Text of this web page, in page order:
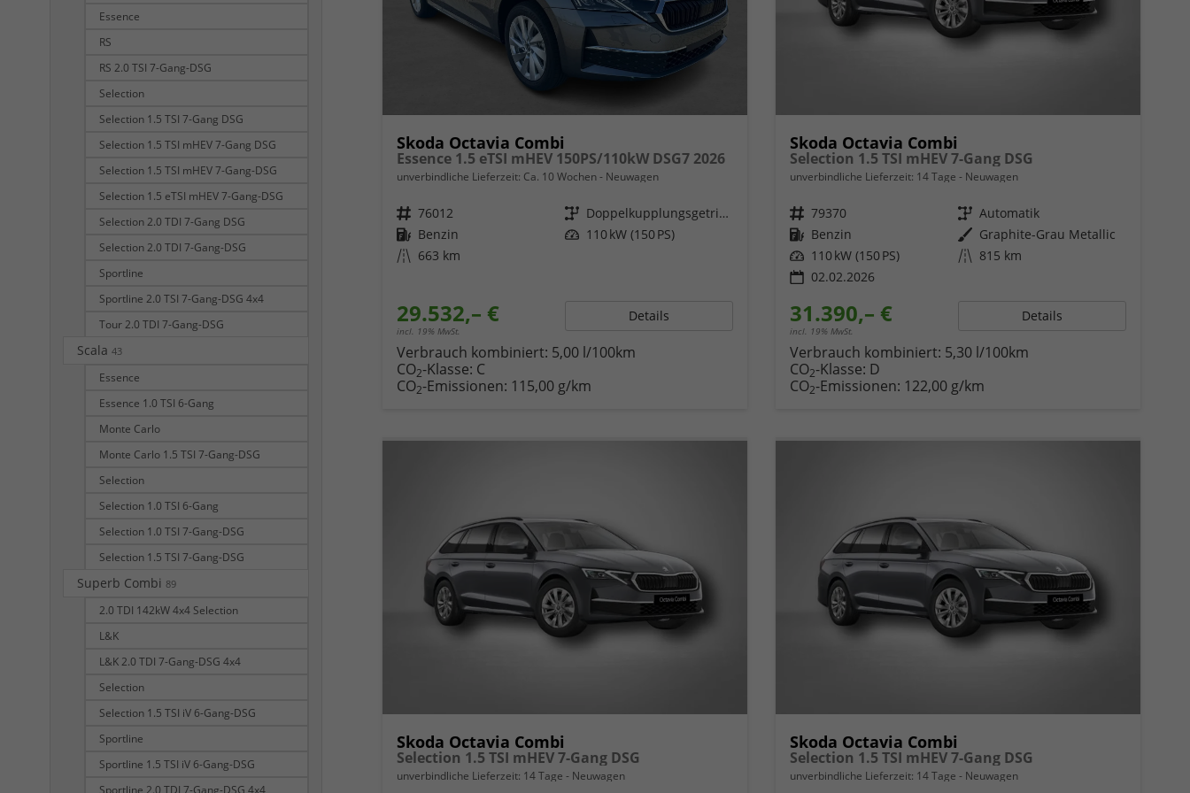
Skoda Octavia Combi
Essence 1.5 eTSI mHEV 150PS/110kW DSG7 2026
unverbindliche Lieferzeit: Ca. 10 Wochen Neuwagen
Fahrzeugnr. 76012 Getriebe
Doppelkupplungsgetriebe (DSG)
Kraftstoff Benzin Leistung 110 kW (150 PS)
Kilometerstand 663 km
29.532,– €
incl. 19% MwSt.
Details
Verbrauch kombiniert: 5,00 l/100km
CO2-Klasse: C
CO2-Emissionen: 115,00 g/km
Skoda Octavia Combi
Selection 1.5 TSI mHEV 7-Gang DSG
unverbindliche Lieferzeit: 14 Tage Neuwagen
Fahrzeugnr. 79370 Getriebe Automatik
Kraftstoff Benzin Außenfarbe Graphite-Grau Metallic
Leistung 110 kW (150 PS) Kilometerstand 815 km
02.02.2026
31.390,– €
incl. 19% MwSt.
Details
Verbrauch kombiniert: 5,30 l/100km
CO2-Klasse: D
CO2-Emissionen: 122,00 g/km
Skoda Octavia Combi
Selection 1.5 TSI mHEV 7-Gang DSG
unverbindliche Lieferzeit: 14 Tage Neuwagen
Skoda Octavia Combi
Selection 1.5 TSI mHEV 7-Gang DSG
unverbindliche Lieferzeit: 14 Tage Neuwagen
Essence
RS
RS 2.0 TSI 7-Gang-DSG
Selection
Selection 1.5 TSI 7-Gang DSG
Selection 1.5 TSI mHEV 7-Gang DSG
Selection 1.5 TSI mHEV 7-Gang-DSG
Selection 1.5 eTSI mHEV 7-Gang-DSG
Selection 2.0 TDI 7-Gang DSG
Selection 2.0 TDI 7-Gang-DSG
Sportline
Sportline 2.0 TSI 7-Gang-DSG 4x4
Tour 2.0 TDI 7-Gang-DSG
Scala 43
Essence
Essence 1.0 TSI 6-Gang
Monte Carlo
Monte Carlo 1.5 TSI 7-Gang-DSG
Selection
Selection 1.0 TSI 6-Gang
Selection 1.0 TSI 7-Gang-DSG
Selection 1.5 TSI 7-Gang-DSG
Superb Combi 89
2.0 TDI 142kW 4x4 Selection
L&K
L&K 2.0 TDI 7-Gang-DSG 4x4
Selection
Selection 1.5 TSI iV 6-Gang-DSG
Sportline
Sportline 1.5 TSI iV 6-Gang-DSG
Sportline 2.0 TDI 7-Gang-DSG 4x4